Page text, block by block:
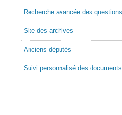
Recherche avancée des questions
Site des archives
Anciens députés
Suivi personnalisé des documents